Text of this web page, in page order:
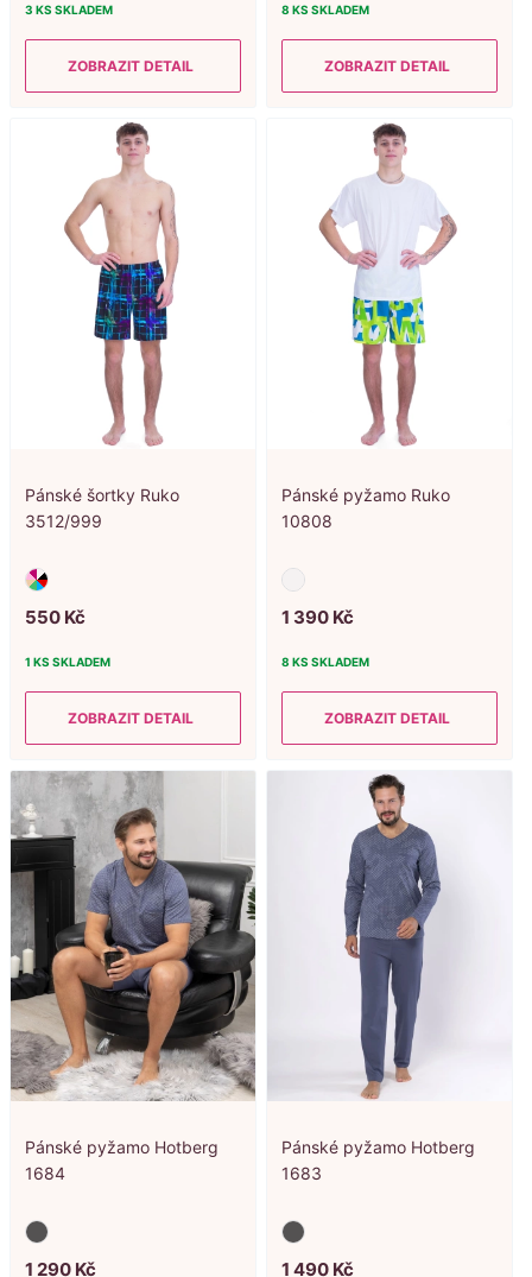
3 KS SKLADEM
ZOBRAZIT DETAIL
8 KS SKLADEM
ZOBRAZIT DETAIL
Pánské šortky Ruko
3512/999
550 Kč
1 KS SKLADEM
ZOBRAZIT DETAIL
Pánské pyžamo Ruko
10808
1 390 Kč
8 KS SKLADEM
ZOBRAZIT DETAIL
Pánské pyžamo Hotberg
1684
1 290 Kč
Pánské pyžamo Hotberg
1683
1 490 Kč